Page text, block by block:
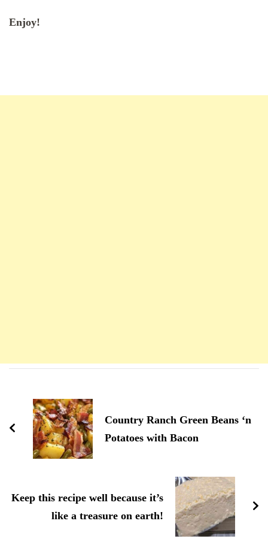
Enjoy!
d'article
Country Ranch Green Beans ‘n
Potatoes with Bacon
Keep this recipe well because it’s
like a treasure on earth!